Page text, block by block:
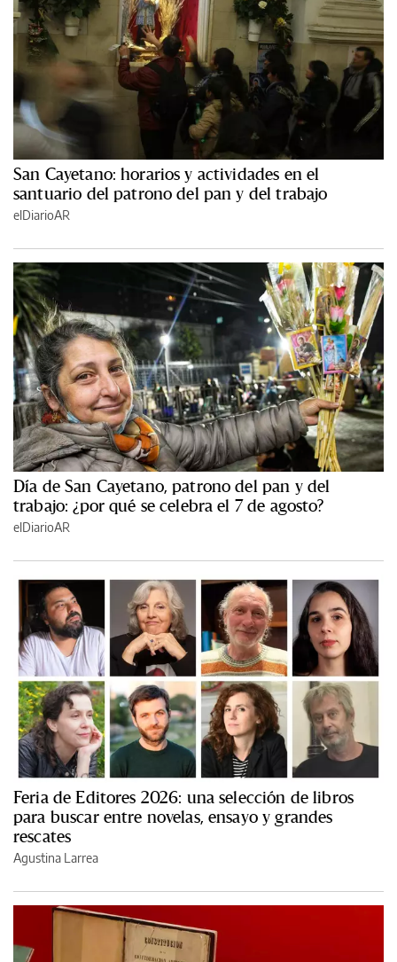
San Cayetano: horarios y actividades en el
santuario del patrono del pan y del trabajo
elDiarioAR
Día de San Cayetano, patrono del pan y del
trabajo: ¿por qué se celebra el 7 de agosto?
elDiarioAR
Feria de Editores 2026: una selección de libros
para buscar entre novelas, ensayo y grandes
rescates
Agustina Larrea